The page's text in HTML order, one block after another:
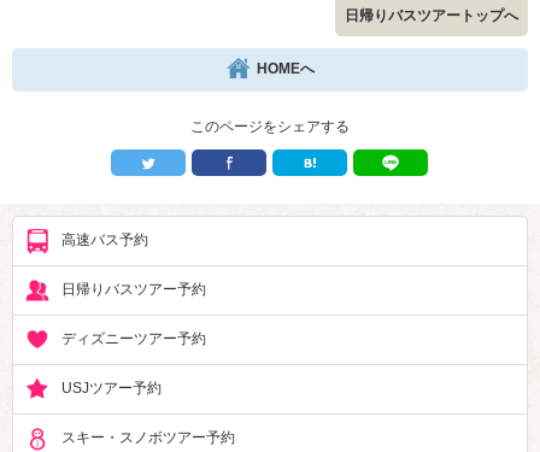
日帰りバスツアートップへ
HOMEへ
このページをシェアする
高速バス予約
日帰りバスツアー予約
ディズニーツアー予約
USJツアー予約
スキー・スノボツアー予約